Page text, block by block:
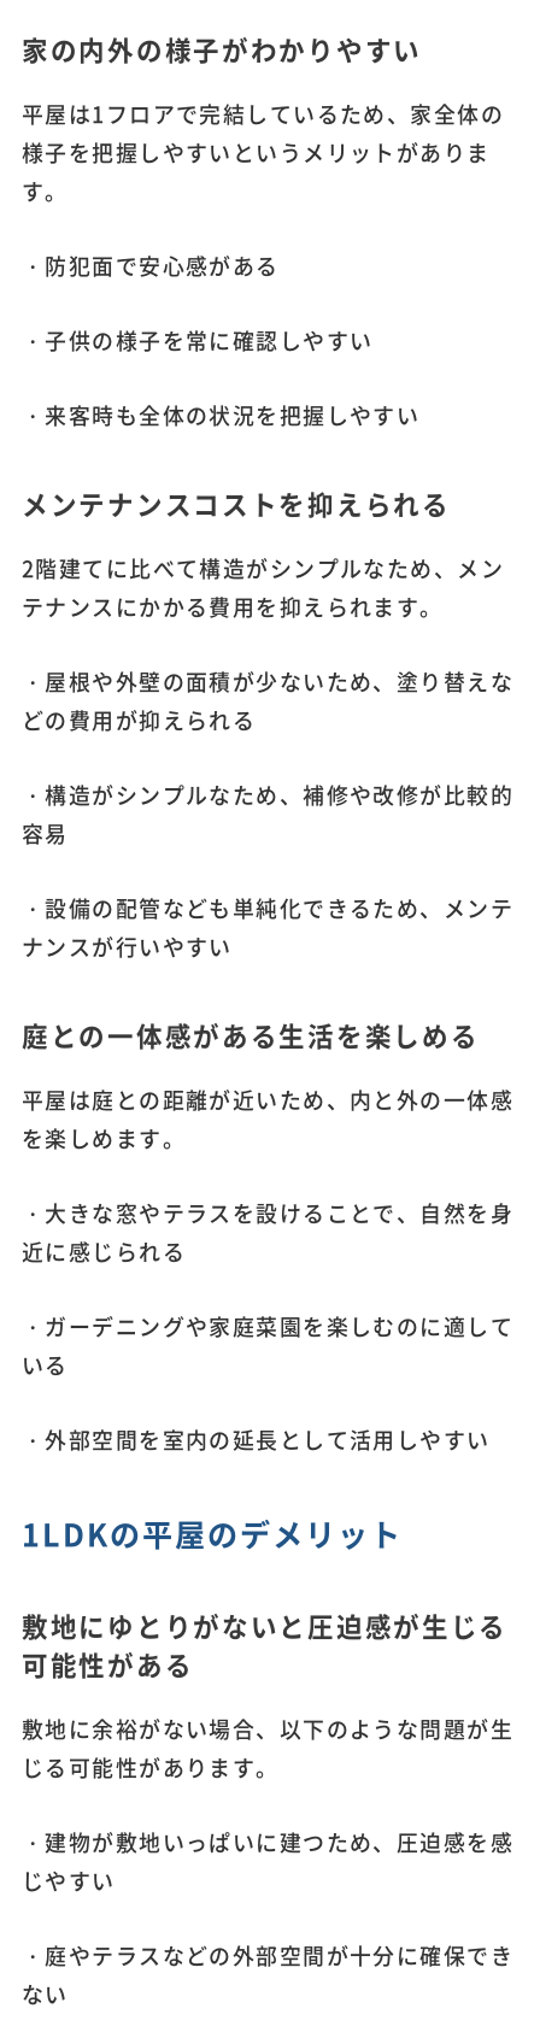
家の内外の様子がわかりやすい
平屋は1フロアで完結しているため、家全体の
様子を把握しやすいというメリットがありま
す。
・防犯面で安心感がある
・子供の様子を常に確認しやすい
・来客時も全体の状況を把握しやすい
メンテナンスコストを抑えられる
2階建てに比べて構造がシンプルなため、メン
テナンスにかかる費用を抑えられます。
・屋根や外壁の面積が少ないため、塗り替えな
どの費用が抑えられる
・構造がシンプルなため、補修や改修が比較的
容易
・設備の配管なども単純化できるため、メンテ
ナンスが行いやすい
庭との一体感がある生活を楽しめる
平屋は庭との距離が近いため、内と外の一体感
を楽しめます。
・大きな窓やテラスを設けることで、自然を身
近に感じられる
・ガーデニングや家庭菜園を楽しむのに適して
いる
・外部空間を室内の延長として活用しやすい
1LDKの平屋のデメリット
敷地にゆとりがないと圧迫感が生じる
可能性がある
敷地に余裕がない場合、以下のような問題が生
じる可能性があります。
・建物が敷地いっぱいに建つため、圧迫感を感
じやすい
・庭やテラスなどの外部空間が十分に確保でき
ない